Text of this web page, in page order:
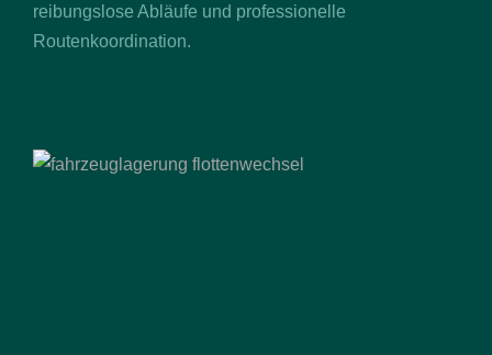
reibungslose Abläufe und professionelle
Routenkoordination.